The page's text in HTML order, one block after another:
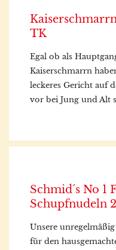
TK
Egal ob als
Kaiserschmarrn
leckeres Gericht auf
vor bei Jung und Alt
Schmid´s No 1
Schupfnudeln
Unsere
für den